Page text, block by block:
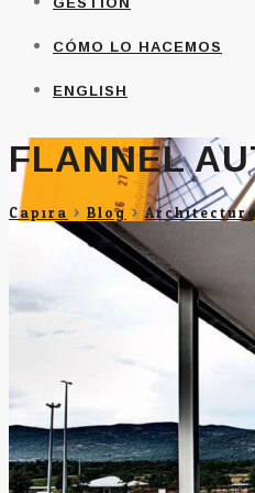
CÓMO LO HACEMOS
ENGLISH
FLANNEL
Capira > Blog>